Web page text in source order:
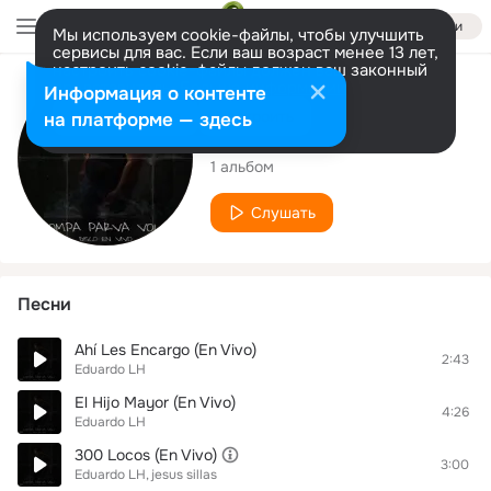
Войти
Мы используем cookie-файлы, чтобы улучшить
сервисы для вас. Если ваш возраст менее 13 лет,
настроить cookie-файлы должен ваш законный
представитель. Больше информации
Разрешить все Настроить
Исполнитель
Eduardo LH
1 альбом
Слушать
Песни
Ahí Les Encargo (En Vivo)
Eduardo LH
2:43
El Hijo Mayor (En Vivo)
Eduardo LH
4:26
300 Locos (En Vivo)
Eduardo LH jesus sillas
3:00
Информация о контенте
на платформе — здесь